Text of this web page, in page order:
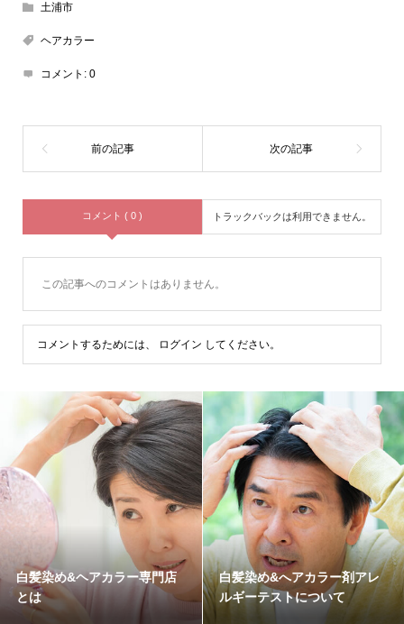
土浦市
ヘアカラー
コメント: 0
コメント ( 0 ) トラックバックは利用できません。
この記事へのコメントはありません。
コメントするためには、 ログイン してください。
白髪染め&ヘアカラー専門店
とは
白髪染め&へアカラー剤アレ
ルギーテストについて